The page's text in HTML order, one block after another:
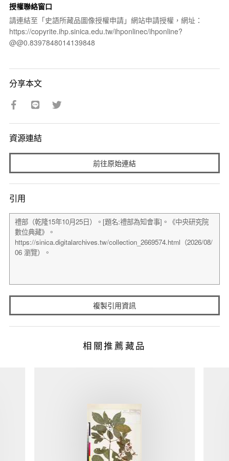
授權聯絡窗口
請連結至「史語所藏品圖像授權申請」網站申請授權，網址：
https://copyrite.ihp.sinica.edu.tw/ihponlinec/ihponline?
@@0.8397848014139848
分享本文
資源連結
前往原始連結
引用
複製引用資訊
相關推薦藏品